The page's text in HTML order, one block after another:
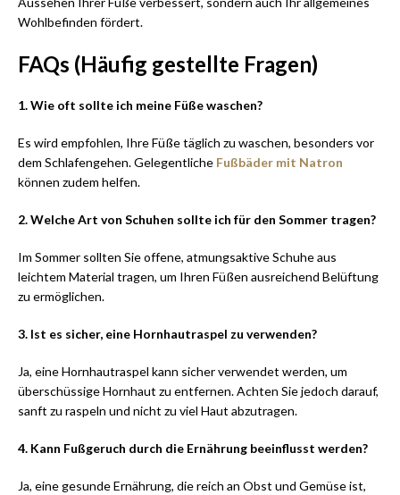
Wohlbefinden fördert.
FAQs (Häufig gestellte Fragen)
1. Wie oft sollte ich meine Füße waschen?
Es wird empfohlen, Ihre Füße täglich zu waschen, besonders vor
dem Schlafengehen. Gelegentliche Fußbäder mit Natron
können zudem helfen.
2. Welche Art von Schuhen sollte ich für den Sommer tragen?
Im Sommer sollten Sie offene, atmungsaktive Schuhe aus
leichtem Material tragen, um Ihren Füßen ausreichend Belüftung
zu ermöglichen.
3. Ist es sicher, eine Hornhautraspel zu verwenden?
Ja, eine Hornhautraspel kann sicher verwendet werden, um
überschüssige Hornhaut zu entfernen. Achten Sie jedoch darauf,
sanft zu raspeln und nicht zu viel Haut abzutragen.
4. Kann Fußgeruch durch die Ernährung beeinflusst werden?
Ja, eine gesunde Ernährung, die reich an Obst und Gemüse ist,